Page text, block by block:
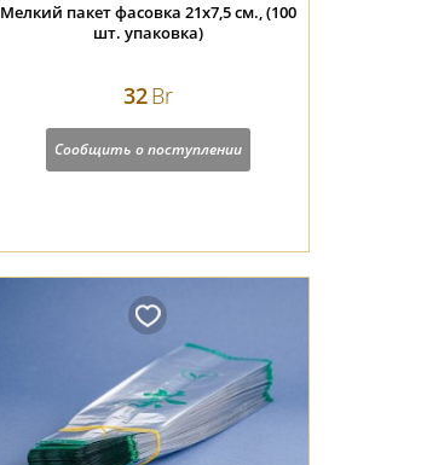
Мелкий пакет фасовка 21х7,5 см., (100
шт. упаковка)
32Br
Сообщить о поступлении